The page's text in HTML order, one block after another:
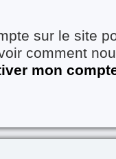
sur le site
comment
mon